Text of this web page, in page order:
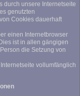
durch unsere Internetseite
genutzten
Cookies dauerhaft
einen Internetbrowser
ist in allen gängigen
die Setzung von
vollumfänglich